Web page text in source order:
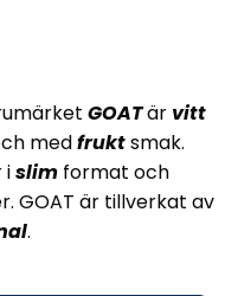
GOATär vitt
medfruktsmak.
islim format och
GOAT är tillverkat av
.